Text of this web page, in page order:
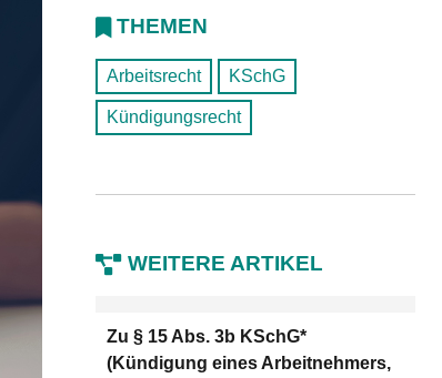
THEMEN
Arbeitsrecht KSchG
Kündigungsrecht
WEITERE ARTIKEL
Zu § 15 Abs. 3b KSchG*
(Kündigung eines Arbeitnehmers,